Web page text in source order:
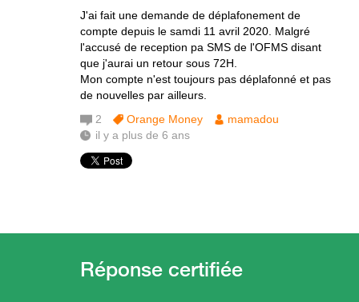
J'ai fait une demande de déplafonement de
compte depuis le samdi 11 avril 2020. Malgré
l'accusé de reception pa SMS de l'OFMS disant
que j'aurai un retour sous 72H.
Mon compte n'est toujours pas déplafonné et pas
de nouvelles par ailleurs.
2 Orange Money
mamadou
il y a plus de 6 ans